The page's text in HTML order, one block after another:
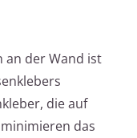
an der Wand ist
die auf
das